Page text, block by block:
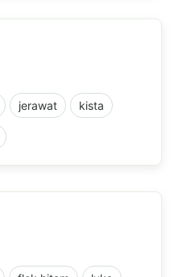
jerawat kista